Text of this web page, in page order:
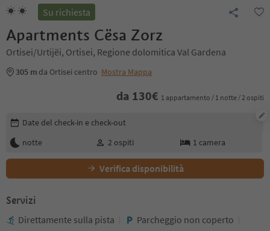
Su richiesta
Apartments Cësa Zorz
Ortisei/Urtijëi, Ortisei, Regione dolomitica Val Gardena
305 m da Ortisei centro Mostra Mappa
da 130€ 1 appartamento / 1 notte / 2 ospiti
Modifica i dettagli della prenotazione
Date del check-in e check-out
notte
2 ospiti 1 camera
Verifica disponibilità
Servizi
Direttamente sulla pista
Parcheggio non coperto